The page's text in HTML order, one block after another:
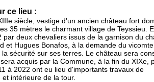
ce lieu :
siècle, vestige d'un ancien château fort
35 mètres le charmant village de Teyssieu.
par deux chevaliers issus de la garnison du
et Hugues Bonafos, à la demande du
sécurité sur ses terres. Le château sera
acquis par la Commune, à la fin du XIXe,
à 2022 ont eu lieu d'importants travaux de
intérieure de la tour.